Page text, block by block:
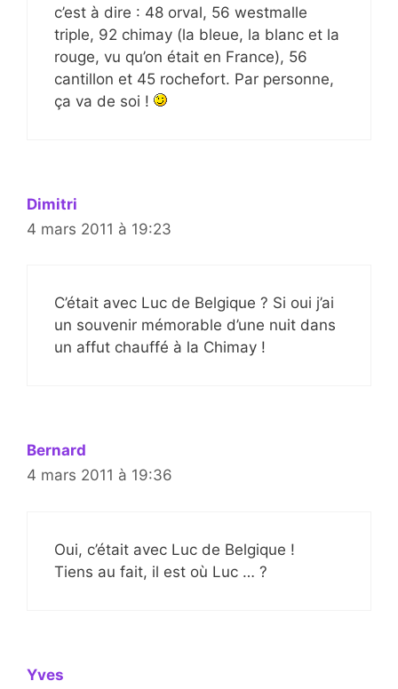
c’est à dire : 48 orval, 56 westmalle
triple, 92 chimay (la bleue, la blanc et la
rouge, vu qu’on était en France), 56
cantillon et 45 rochefort. Par personne,
ça va de soi !
Dimitri
4 mars 2011 à 19:23
C’était avec Luc de Belgique ? Si oui j’ai
un souvenir mémorable d’une nuit dans
un affut chauffé à la Chimay !
Bernard
4 mars 2011 à 19:36
Oui, c’était avec Luc de Belgique !
Tiens au fait, il est où Luc … ?
Yves